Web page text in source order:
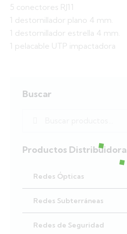
5 conectores RJ11
1 destornillador plano 4 mm.
1 destornillador estrella 4 mm.
1 pelacable UTP impactadora
Buscar
Productos Distribuidora
Redes Ópticas
Redes Subterráneas
Redes de Seguridad